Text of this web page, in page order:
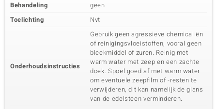
Karaatgewicht som
1,8 ct
Indië
Behandeling
geen
Toelichting
Nvt
Onderhoudsinstructies
Gebruik geen agressieve chemicaliën
of reinigingsvloeistoffen, vooral geen
bleekmiddel of zuren. Reinig met
warm water met zeep en een zachte
doek. Spoel goed af met warm water
om eventuele zeepfilm of -resten te
verwijderen, dit kan namelijk de glans
van de edelsteen verminderen.